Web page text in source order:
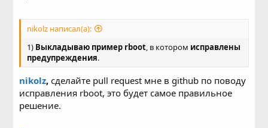
nikolz написал(а):
1) Выкладываю пример rboot, в котором исправлены
предупреждения.
nikolz,сделайте pull request мне в github по поводу
исправления rboot, это будет самое правильное
решение.